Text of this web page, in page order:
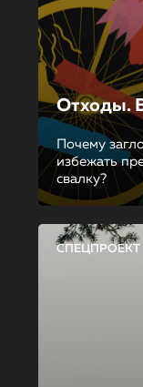
Отходы.
Почему
избежать
свалку?
СПЕЦПРОЕКТ